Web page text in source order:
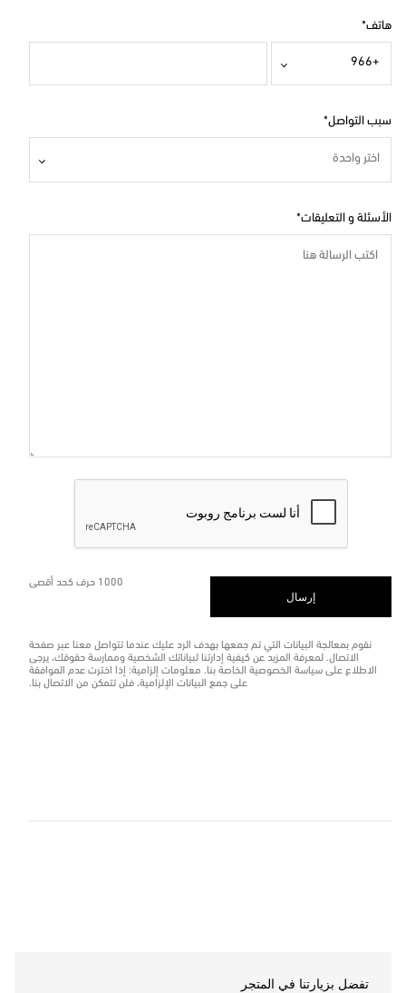
هاتف
+966
سبب التواصل
اختر واحدة
الأسئلة و التعليقات
إرسال
1000 حرف كحد أقصى
نقوم بمعالجة البيانات التي تم جمعها بهدف الرد عليك عندما تتواصل معنا عبر صفحة
الاتصال. لمعرفة المزيد عن كيفية إدارتنا لبياناتك الشخصية وممارسة حقوقك، يرجى
الاطلاع على سياسة الخصوصية الخاصة بنا. معلومات إلزامية: إذا اخترت عدم الموافقة
على جمع البيانات الإلزامية، فلن تتمكن من الاتصال بنا.
تفضل بزيارتنا في المتجر